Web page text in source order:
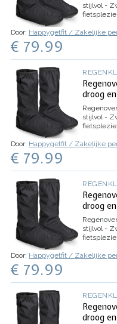
stijlvol -
voor
willen
Door: Happygetfit / Zakelijke
€ 79.99
droog
stijlvol -
voor
willen
Door: Happygetfit / Zakelijke
€ 79.99
droog
stijlvol -
voor
willen
Door: Happygetfit / Zakelijke
€ 79.99
droog